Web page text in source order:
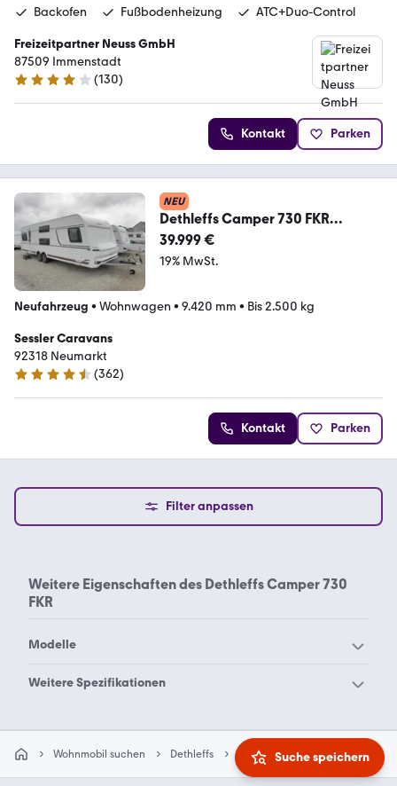
Backofen
Fußbodenheizung ATC+Duo-Control
Freizeitpartner Neuss GmbH
87509 Immenstadt
4.2 Sterne
(130)
Kontakt Parken
NEU
Dethleffs Camper 730 FKR
DETHLEFFS SALE
39.999 €
19% MwSt.
Neufahrzeug • Wohnwagen • 9.420 mm • Bis 2.500 kg
Sessler Caravans
92318 Neumarkt
4.7 Sterne
(362)
Kontakt Parken
Filter anpassen
Suche speichern
Weitere Eigenschaften des Dethleffs Camper 730
FKR
Modelle
Dethleffs Aero 410 QS
Dethleffs Alpa
Dethleffs c go 475 EL
Dethleffs c go 475 FR
Dethleffs c-go 495 QSK
Weitere Spezifikationen
Dethleffs 410
Dethleffs 430 db
Wohnmobil suchen Dethleffs Camper 730 fkr